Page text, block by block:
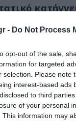
- Do Not Process
opt-out of the sale,
for targeted
selection. Please note
interest-based ads
to third
of your personal
This information may
ήταν
για να γίνει